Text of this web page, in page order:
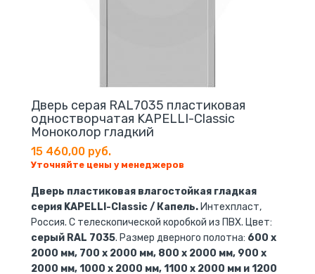
Дверь серая RAL7035 пластиковая
одностворчатая KAPELLI-Classic
Моноколор гладкий
15 460,00 руб.
Уточняйте цены у менеджеров
Дверь пластиковая влагостойкая гладкая
серия KAPELLI-Classic / Капель. Интехпласт,
Россия. С телескопической коробкой из ПВХ. Цвет:
серый RAL 7035. Размер дверного полотна: 600 x
2000 мм, 700 x 2000 мм, 800 x 2000 мм, 900 x
2000 мм, 1000 x 2000 мм, 1100 x 2000 мм и 1200